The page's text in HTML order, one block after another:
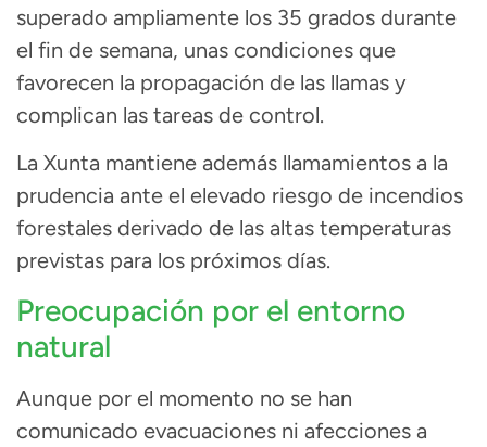
superado ampliamente los 35 grados durante
el fin de semana, unas condiciones que
favorecen la propagación de las llamas y
complican las tareas de control.
La Xunta mantiene además llamamientos a la
prudencia ante el elevado riesgo de incendios
forestales derivado de las altas temperaturas
previstas para los próximos días.
Preocupación por el entorno
natural
Aunque por el momento no se han
comunicado evacuaciones ni afecciones a